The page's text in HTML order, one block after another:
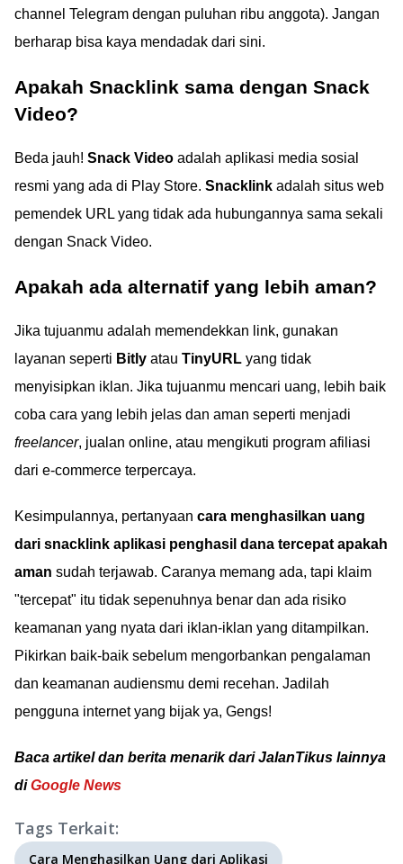
channel Telegram dengan puluhan ribu anggota). Jangan
berharap bisa kaya mendadak dari sini.
Apakah Snacklink sama dengan Snack
Video?
Beda jauh! Snack Video adalah aplikasi media sosial
resmi yang ada di Play Store. Snacklink adalah situs web
pemendek URL yang tidak ada hubungannya sama sekali
dengan Snack Video.
Apakah ada alternatif yang lebih aman?
Jika tujuanmu adalah memendekkan link, gunakan
layanan seperti Bitly atau TinyURL yang tidak
menyisipkan iklan. Jika tujuanmu mencari uang, lebih baik
coba cara yang lebih jelas dan aman seperti menjadi
freelancer, jualan online, atau mengikuti program afiliasi
dari e-commerce terpercaya.
Kesimpulannya, pertanyaan cara menghasilkan uang
dari snacklink aplikasi penghasil dana tercepat apakah
aman sudah terjawab. Caranya memang ada, tapi klaim
"tercepat" itu tidak sepenuhnya benar dan ada risiko
keamanan yang nyata dari iklan-iklan yang ditampilkan.
Pikirkan baik-baik sebelum mengorbankan pengalaman
dan keamanan audiensmu demi recehan. Jadilah
pengguna internet yang bijak ya, Gengs!
Baca artikel dan berita menarik dari JalanTikus lainnya
diGoogle News
Tags Terkait:
Cara Menghasilkan Uang dari Aplikasi